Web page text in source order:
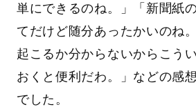
単にできるのね。」「新聞紙
てだけど随分あったかいのね
起こるか分からないからこう
おくと便利だわ。」などの感
でした。